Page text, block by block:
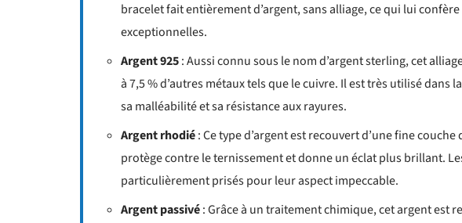
bracelet fait entièrement d’argent, sans alliage, ce qui lui
exceptionnelles.
Argent 925: Aussi connu sous le nom d’argent sterling, cet
à 7,5 % d’autres métaux tels que le cuivre. Il est très utilisé dans
sa malléabilité et sa résistance aux rayures.
Argent rhodié: Ce type d’argent est recouvert d’une fine
protège contre le ternissement et donne un éclat plus brillant.
particulièrement prisés pour leur aspect impeccable.
Argent passivé: Grâce à un traitement chimique, cet argent est